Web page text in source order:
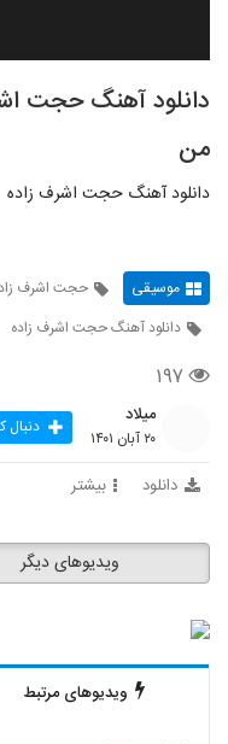
دانلود آهنگ حجت
من
دانلود آهنگ حجت اشرف زاده
موسیقی حجت اشرف
دانلود آهنگ حجت اشرف زاده
۱۹۷
میلاد
۲۰ آبان ۱۴۰۱ دنبال
دانلود بیشتر
ویدیوهای دیگر
ویدیوهای مرتبط